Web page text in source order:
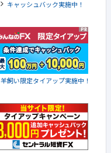
キャッシュバック実施中！
羊飼い限定タイアップ実施中！